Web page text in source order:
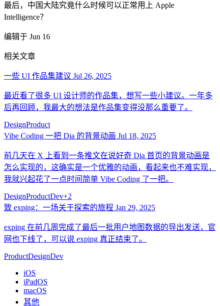
最后，中国大陆究竟什么时候可以正常用上 Apple
Intelligence？
编辑于 Jun 16
相关文章
一些 UI 作品集建议 Jul 26, 2025
最近看了很多 UI 设计师的作品集，想写一些小建议。一年多
后再回顾，我最大的想法是作品集变得没那么重要了。
DesignProduct
Vibe Coding 一把 Dia 的背景动画 Jul 18, 2025
前几天在 X 上看到一条推文在说好奇 Dia 首页的背景动画是
怎么实现的，这确实是一个优雅的动画，看起来也不难实现，
我就兴起花了一点时间简单 Vibe Coding 了一把。
DesignProductDev+2
致 exping：一场关于探索的旅程 Jan 29, 2025
exping 在前几周完成了最后一批用户地图数据的导出发送，官
网也下线了，可以说 exping 真正结束了。
ProductDesignDev
iOS
iPadOS
macOS
其他